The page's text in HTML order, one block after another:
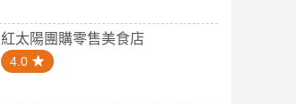
紅太陽團購零售美食店
4.0